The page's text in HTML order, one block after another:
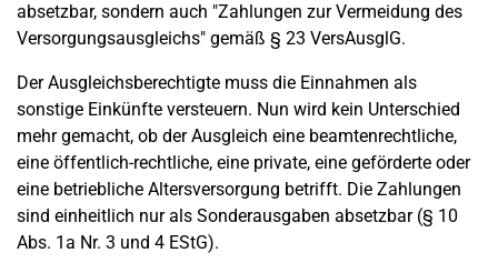
absetzbar, sondern auch "Zahlungen zur Vermeidung des
Versorgungsausgleichs" gemäß § 23 VersAusglG.
Der Ausgleichsberechtigte muss die Einnahmen als
sonstige Einkünfte versteuern. Nun wird kein Unterschied
mehr gemacht, ob der Ausgleich eine beamtenrechtliche,
eine öffentlich-rechtliche, eine private, eine geförderte oder
eine betriebliche Altersversorgung betrifft. Die Zahlungen
sind einheitlich nur als Sonderausgaben absetzbar (§ 10
Abs. 1a Nr. 3 und 4 EStG).